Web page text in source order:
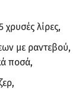
λίρες,
με ραντεβού,
ποσά,